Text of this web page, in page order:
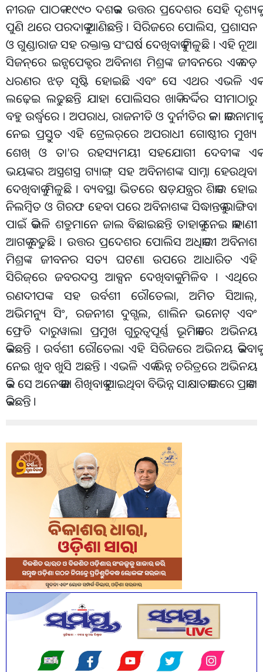
ନୀରଜ ପାଠକ ୧୯୯୦ ଦଶକର ଉତ୍ତର ପ୍ରଦେଶର ସେହି ଦୃଶ୍ୟକୁ
ପୁଣି ଥରେ ପରଦାକୁ ଆଣିଛନ୍ତି । ସିରିଜରେ ପୋଲିସ, ପ୍ରଶାସନ
ଓ ଗୁଣ୍ଡାରାଜ ସହ ରକ୍ତାକ୍ତ ସଂଘର୍ଷ ଦେଖିବାକୁ ମିଳୁଛି । ଏହି ନୂଆ
ସିଜନ୍ରେ ଇନ୍ସପେକ୍ଟର ଅବିନାଶ ମିଶ୍ରଙ୍କ ଜୀବନରେ ଏକ ବଡ଼
ଧରଣର ଝଡ଼ ସୃଷ୍ଟି ହୋଇଛି ଏବଂ ସେ ଏଥର ଏଭଳି ଏକ
ଲଢ଼େଇ ଲଢୁଛନ୍ତି ଯାହା ପୋଲିସର ଖାକି ବର୍ଦ୍ଦିର ସୀମାଠାରୁ
ବହୁ ଉର୍ଦ୍ଧ୍ୱରେ । ଅପରାଧ, ରାଜନୀତି ଓ ଦୁର୍ନୀତିର କଳା କାରନାମାକୁ
ନେଇ ପ୍ରସ୍ତୁତ ଏହି ଟ୍ରେଲର୍ରେ ଅପରାଧୀ ଗୋଷ୍ଠୀର ମୁଖ୍ୟ
ଶେଖ୍ ଓ ତା’ର ରହସ୍ୟମୟୀ ସହଯୋଗୀ ଦେବୀଙ୍କ ଏକ
ଭୟଙ୍କର ଅସ୍ତ୍ରଶସ୍ତ୍ର ଗ୍ୟାଙ୍ଗ୍ ସହ ଅବିନାଶଙ୍କ ସାମ୍ନା ହେଉଥିବା
ଦେଖିବାକୁ ମିଳୁଛି । ବ୍ୟବସ୍ଥା ଭିତରେ ଷଡ଼ଯନ୍ତ୍ରର ଶିକାର ହୋଇ
ନିଲମ୍ବିତ ଓ ଗିରଫ ହେବା ପରେ ଅବିନାଶଙ୍କ ସିଦ୍ଧାନ୍ତକୁ ଭାଙ୍ଗିବା
ପାଇଁ କିଭଳି ଶତ୍ରୁମାନେ ଜାଲ ବିଛାଇଛନ୍ତି ତାହାକୁ ନେଇ କାହାଣୀ
ଆଗକୁ ବଢୁଛି । ଉତ୍ତର ପ୍ରଦେଶର ପୋଲିସ ଅଧିକାରୀ ଅବିନାଶ
ମିଶ୍ରଙ୍କ ଜୀବନର ସତ୍ୟ ଘଟଣା ଉପରେ ଆଧାରିତ ଏହି
ସିରିଜ୍ରେ ଜବରଦସ୍ତ ଆକ୍ସନ ଦେଖିବାକୁ ମିଳିବ । ଏଥିରେ
ରଣଦୀପଙ୍କ ସହ ଉର୍ବଶୀ ରୌତେଲା, ଅମିତ ସିଆଲ୍,
ଅଭିମନ୍ୟୁ ସିଂ, ରଜନୀଶ ଦୁଗ୍ଗଲ, ଶାଲିନ ଭନୋଟ୍ ଏବଂ
ଫ୍ରେଡି ଦାରୁୱାଲା ପ୍ରମୁଖ ଗୁରୁତ୍ୱପୂର୍ଣ୍ଣ ଭୂମିକାରେ ଅଭିନୟ
କରିଛନ୍ତି । ଉର୍ବଶୀ ରୌତେଲା ଏହି ସିରିଜରେ ଅଭିନୟ କରିବାକୁ
ନେଇ ଖୁବ ଖୁସି ଅଛନ୍ତି । ଏଭଳି ଏକ ଭିନ୍ନ ଚରିତ୍ରରେ ଅଭିନୟ
କରି ସେ ଅନେକ କଥା ଶିଖିବାକୁ ପାଇଥିବା ବିଭିନ୍ନ ସାକ୍ଷାତକାରରେ ପ୍ରକାଶ
କରିଛନ୍ତି ।